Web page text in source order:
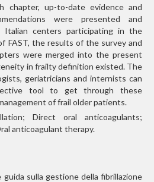
chapter, up-to-date evidence and
were presented and
Italian centers participating in the
FAST, the results of the survey and
were merged into the present
in frailty definition existed. The
geriatricians and internists can
tool to get through these
of frail older patients.
Direct oral anticoagulants;
anticoagulant therapy.
sulla gestione della fibrillazione